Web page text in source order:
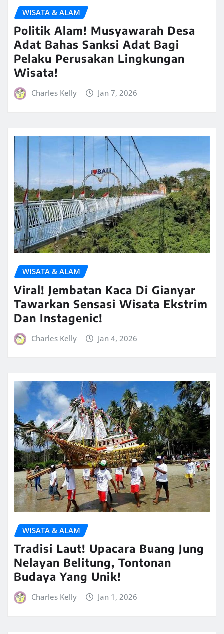
WISATA & ALAM
Politik Alam! Musyawarah Desa
Adat Bahas Sanksi Adat Bagi
Pelaku Perusakan Lingkungan
Wisata!
Charles Kelly Jan 7, 2026
WISATA & ALAM
Viral! Jembatan Kaca Di Gianyar
Tawarkan Sensasi Wisata Ekstrim
Dan Instagenic!
Charles Kelly Jan 4, 2026
WISATA & ALAM
Tradisi Laut! Upacara Buang Jung
Nelayan Belitung, Tontonan
Budaya Yang Unik!
Charles Kelly Jan 1, 2026